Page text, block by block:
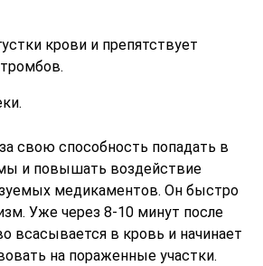
крови и препятствует
свою способность попадать в
и повышать воздействие
медикаментов. Он быстро
Уже через 8-10 минут после
всасывается в кровь и начинает
на пораженные участки.